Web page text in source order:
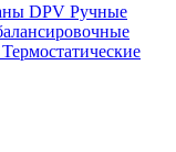
DPV Ручные
Термостатические